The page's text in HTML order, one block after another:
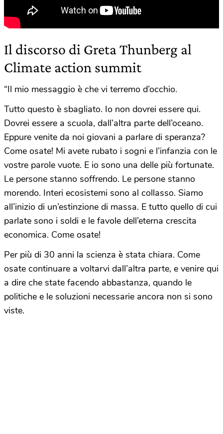
Il discorso di Greta Thunberg al
Climate action summit
“Il mio messaggio è che vi terremo d’occhio.
Tutto questo è sbagliato. Io non dovrei essere qui.
Dovrei essere a scuola, dall’altra parte dell’oceano.
Eppure venite da noi giovani a parlare di speranza?
Come osate! Mi avete rubato i sogni e l’infanzia con le
vostre parole vuote. E io sono una delle più fortunate.
Le persone stanno soffrendo. Le persone stanno
morendo. Interi ecosistemi sono al collasso. Siamo
all’inizio di un’estinzione di massa. E tutto quello di cui
parlate sono i soldi e le favole dell’eterna crescita
economica. Come osate!
Per più di 30 anni la scienza è stata chiara. Come
osate continuare a voltarvi dall’altra parte, e venire qui
a dire che state facendo abbastanza, quando le
politiche e le soluzioni necessarie ancora non si sono
viste.